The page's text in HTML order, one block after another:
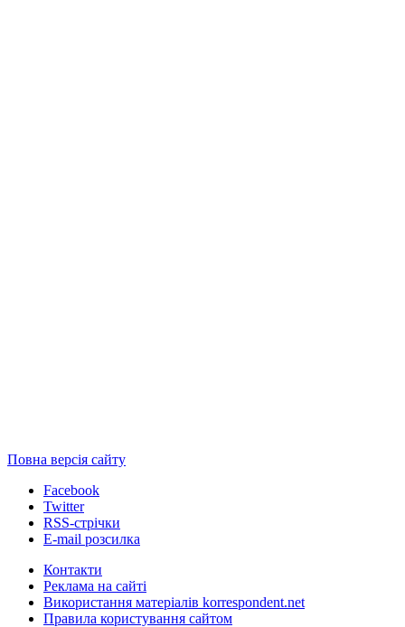
Повна версія сайту
Facebook
Twitter
RSS-стрічки
E-mail розсилка
Контакти
Реклама на сайті
Використання матеріалів korrespondent.net
Правила користування сайтом